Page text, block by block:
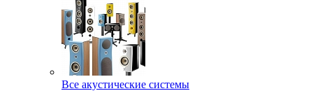
Все акустические системы